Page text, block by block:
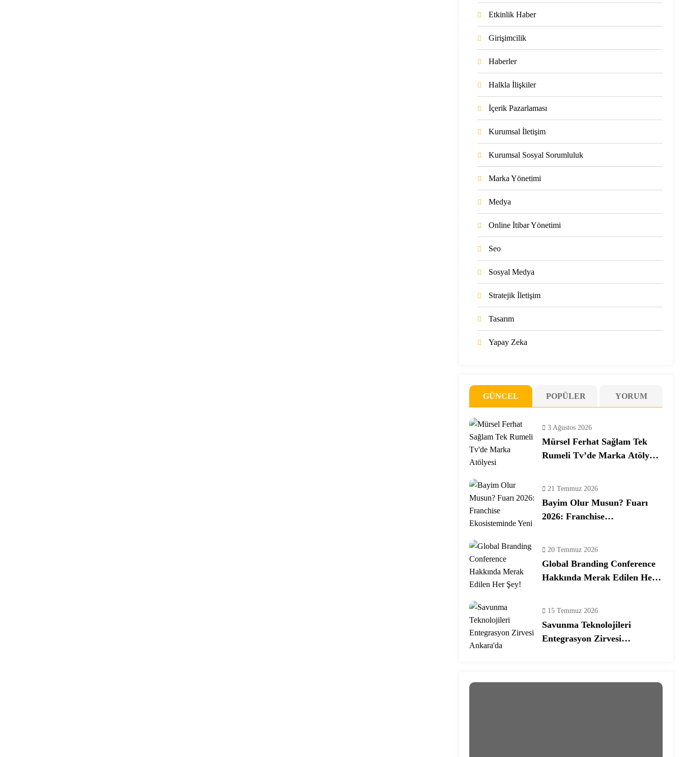
Etkinlik Haber
Girişimcilik
Haberler
Halkla İlişkiler
İçerik Pazarlaması
Kurumsal İletişim
Kurumsal Sosyal Sorumluluk
Marka Yönetimi
Medya
Online İtibar Yönetimi
Seo
Sosyal Medya
Stratejik İletişim
Tasarım
Yapay Zeka
GÜNCEL POPÜLER YORUM
3 Ağustos 2026
Mürsel Ferhat Sağlam Tek
Rumeli Tv’de Marka Atölyesi
21 Temmuz 2026
Bayim Olur Musun? Fuarı
2026: Franchise
20 Temmuz 2026
Global Branding Conference
Hakkında Merak Edilen Her
15 Temmuz 2026
Savunma Teknolojileri
Entegrasyon Zirvesi